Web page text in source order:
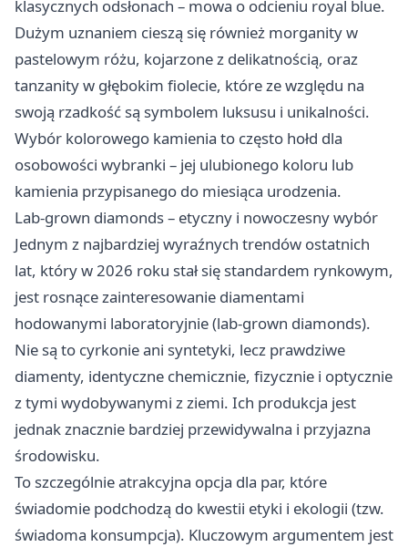
klasycznych odsłonach – mowa o odcieniu royal blue.
Dużym uznaniem cieszą się również morganity w
pastelowym różu, kojarzone z delikatnością, oraz
tanzanity w głębokim fiolecie, które ze względu na
swoją rzadkość są symbolem luksusu i unikalności.
Wybór kolorowego kamienia to często hołd dla
osobowości wybranki – jej ulubionego koloru lub
kamienia przypisanego do miesiąca urodzenia.
Lab-grown diamonds – etyczny i nowoczesny wybór
Jednym z najbardziej wyraźnych trendów ostatnich
lat, który w 2026 roku stał się standardem rynkowym,
jest rosnące zainteresowanie diamentami
hodowanymi laboratoryjnie (lab-grown diamonds).
Nie są to cyrkonie ani syntetyki, lecz prawdziwe
diamenty, identyczne chemicznie, fizycznie i optycznie
z tymi wydobywanymi z ziemi. Ich produkcja jest
jednak znacznie bardziej przewidywalna i przyjazna
środowisku.
To szczególnie atrakcyjna opcja dla par, które
świadomie podchodzą do kwestii etyki i ekologii (tzw.
świadoma konsumpcja). Kluczowym argumentem jest